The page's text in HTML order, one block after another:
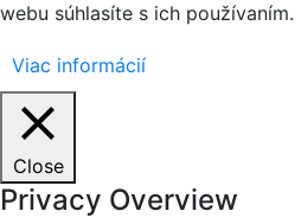
webu súhlasíte s ich používaním.
Viac informácií
Close
Privacy Overview